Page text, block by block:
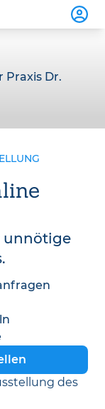
Praxis Dr.
unnötige
des